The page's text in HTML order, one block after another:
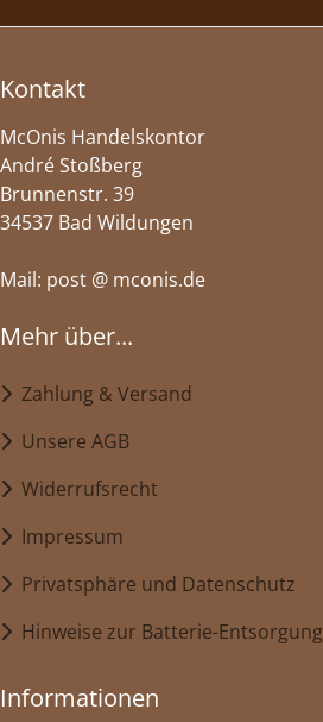
Kontakt
McOnis Handelskontor
André Stoßberg
Brunnenstr. 39
34537 Bad Wildungen
Mail: post @ mconis.de
Mehr über...
Zahlung & Versand
Unsere AGB
Widerrufsrecht
Impressum
Privatsphäre und Datenschutz
Hinweise zur Batterie-Entsorgung
Informationen